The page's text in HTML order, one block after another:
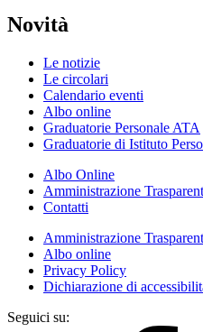
Novità
Le notizie
Le circolari
Calendario eventi
Albo online
Graduatorie Personale ATA
Graduatorie di Istituto
Albo Online
Amministrazione
Contatti
Amministrazione
Albo online
Privacy Policy
Dichiarazione di
Seguici su: